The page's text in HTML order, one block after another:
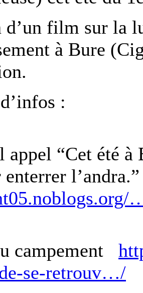
d’un film sur la
à Bure
:
appel “Cet été
l’andra.”
campement
se-retrouv…/